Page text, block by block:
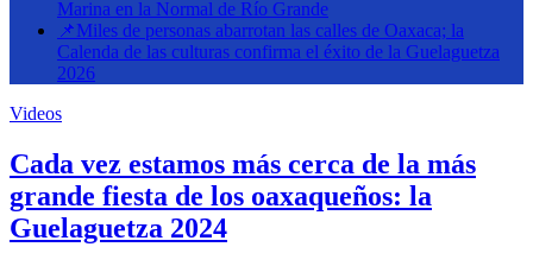
Marina en la Normal de Río Grande
📌Miles de personas abarrotan las calles de Oaxaca; la
Calenda de las culturas confirma el éxito de la Guelaguetza
2026
Videos
Cada vez estamos más cerca de la más
grande fiesta de los oaxaqueños: la
Guelaguetza 2024